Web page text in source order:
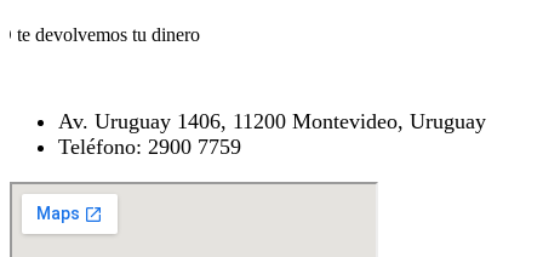
te devolvemos tu dinero
Av. Uruguay 1406, 11200 Montevideo, Uruguay
Teléfono: 2900 7759